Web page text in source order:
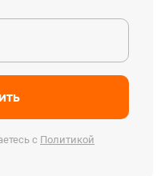
с Политикой